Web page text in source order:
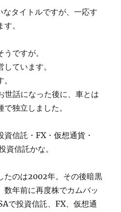
タイトルですが、一応す
。
うですが。
ています。
世話になった後に、車とは
独立しました。
信託・FX・仮想通貨・
資信託かな。
たのは2002年。その後暗黒
数年前に再度株でカムバッ
で投資信託、FX、仮想通